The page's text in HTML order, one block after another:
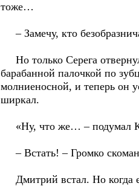
тоже…
– Замечу, кто
Но только Серега
барабанной палочкой по
молниеносной, и теперь он
ширкал.
«Ну, что же… – подумал
– Встать! – Громко
Дмитрий встал. Но когда